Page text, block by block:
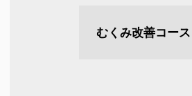
むくみ改善コース